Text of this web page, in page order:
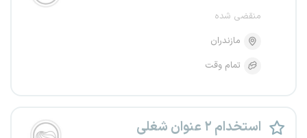
منقضی شده
مازندران
تمام وقت
استخدام ۲ عنوان شغلی